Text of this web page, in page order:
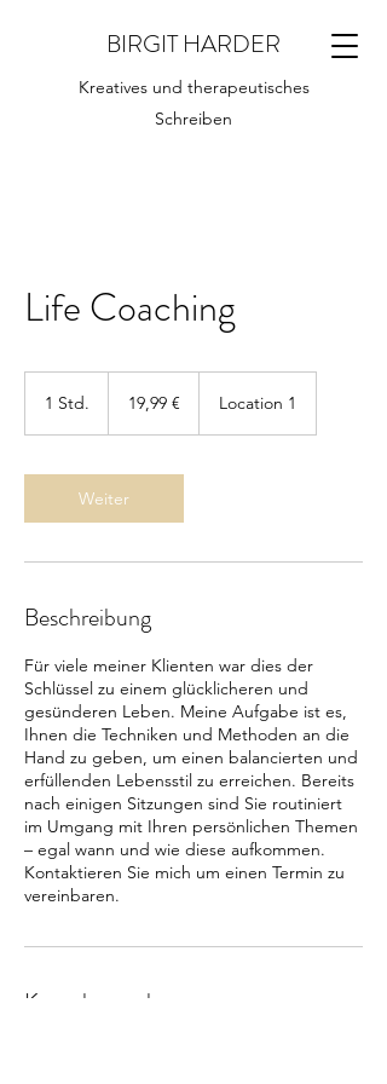
BIRGIT HARDER
Kreatives und therapeutisches
Schreiben
Life Coaching
1 Std.
d
19,99 € Location 1
Weiter
Beschreibung
Für viele meiner Klienten war dies der
Schlüssel zu einem glücklicheren und
gesünderen Leben. Meine Aufgabe ist es,
Ihnen die Techniken und Methoden an die
Hand zu geben, um einen balancierten und
erfüllenden Lebensstil zu erreichen. Bereits
nach einigen Sitzungen sind Sie routiniert
im Umgang mit Ihren persönlichen Themen
– egal wann und wie diese aufkommen.
Kontaktieren Sie mich um einen Termin zu
vereinbaren.
Kontaktangaben